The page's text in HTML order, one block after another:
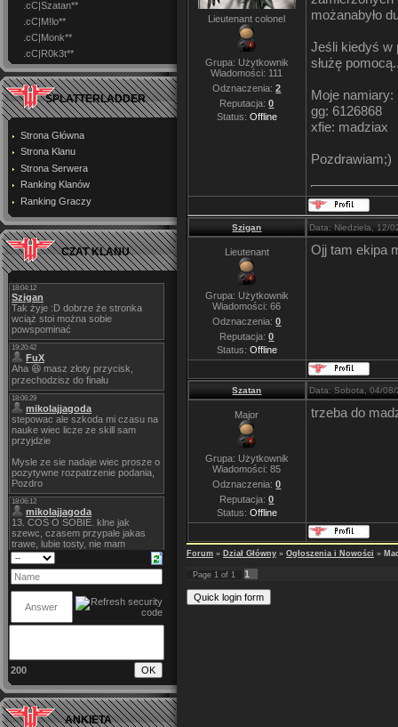
.cC|Szatan**
.cC|M!lo**
.cC|Monk**
.cC|R0k3t**
SPLATTERLADDER
Strona Główna
Strona Klanu
Strona Serwera
Ranking Klanów
Ranking Graczy
CZAT KLANU
200
ANKIETA
Lieutenant colonel
Grupa: Użytkownik
Wiadomości: 111
Odznaczenia:2
Reputacja:0
Status: Offline
możanabyło
Jeśli kiedyś w
służę
Moje namiary:
gg: 6126868
xfie: madziax
Pozdrawiam;)
Szigan Data: Niedziela, 12/
Lieutenant
Grupa: Użytkownik
Wiadomości:66
Odznaczenia:0
Reputacja:0
Status: Offline
Ojj tam ekipa
Szatan Data: Sobota, 04/
Major
Grupa: Użytkownik
Wiadomości:85
Odznaczenia:0
Reputacja:0
Status: Offline
trzeba do
Forum » Dział Główny » Ogłoszenia i Nowości »
Page 1 of 1 1